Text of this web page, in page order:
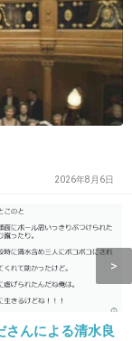
い
でなんとかな
2026年8月6日
さんによる清水良